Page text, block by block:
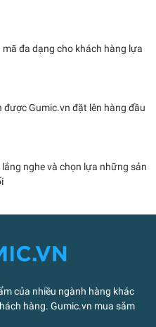
đa dạng cho khách hàng lựa
được Gumic.vn đặt lên hàng đầu
nghe và chọn lựa những sản
của nhiều ngành hàng khác
hàng. Gumic.vn mua sắm